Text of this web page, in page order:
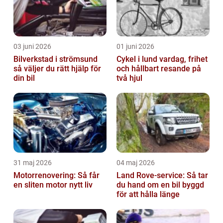
03 juni 2026
Bilverkstad i strömsund
så väljer du rätt hjälp för
din bil
01 juni 2026
Cykel i lund vardag, frihet
och hållbart resande på
två hjul
31 maj 2026
Motorrenovering: Så får
en sliten motor nytt liv
04 maj 2026
Land Rove-service: Så tar
du hand om en bil byggd
för att hålla länge